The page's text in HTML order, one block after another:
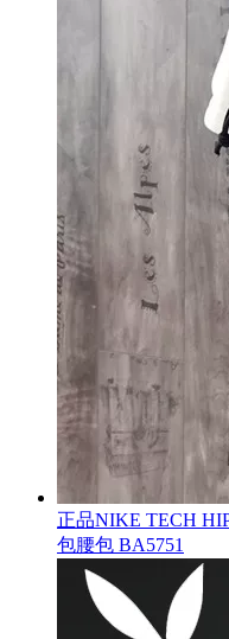
正品NIKE TECH
包腰包 BA5751